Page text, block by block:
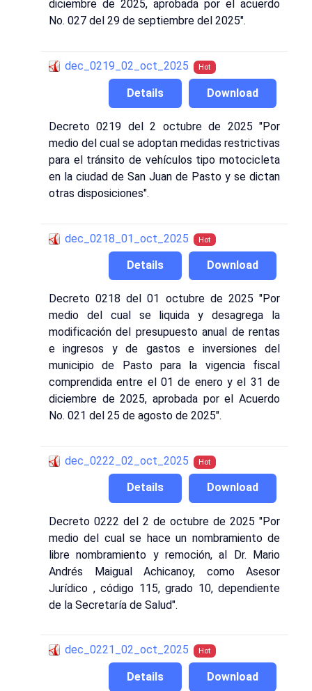
diciembre de 2025, aprobada por el acuerdo
No. 027 del 29 de septiembre del 2025".
dec_0219_02_oct_2025 Hot
Download
Details
Decreto 0219 del 2 octubre de 2025 "Por
medio del cual se adoptan medidas restrictivas
para el tránsito de vehículos tipo motocicleta
en la ciudad de San Juan de Pasto y se dictan
otras disposiciones".
dec_0218_01_oct_2025 Hot
Download
Details
Decreto 0218 del 01 octubre de 2025 "Por
medio del cual se liquida y desagrega la
modificación del presupuesto anual de rentas
e ingresos y de gastos e inversiones del
municipio de Pasto para la vigencia fiscal
comprendida entre el 01 de enero y el 31 de
diciembre de 2025, aprobada por el Acuerdo
No. 021 del 25 de agosto de 2025".
dec_0222_02_oct_2025 Hot
Download
Details
Decreto 0222 del 2 de octubre de 2025 "Por
medio del cual se hace un nombramiento de
libre nombramiento y remoción, al Dr. Mario
Andrés Maigual Achicanoy, como Asesor
Jurídico , código 115, grado 10, dependiente
de la Secretaría de Salud".
dec_0221_02_oct_2025 Hot
Download
Details